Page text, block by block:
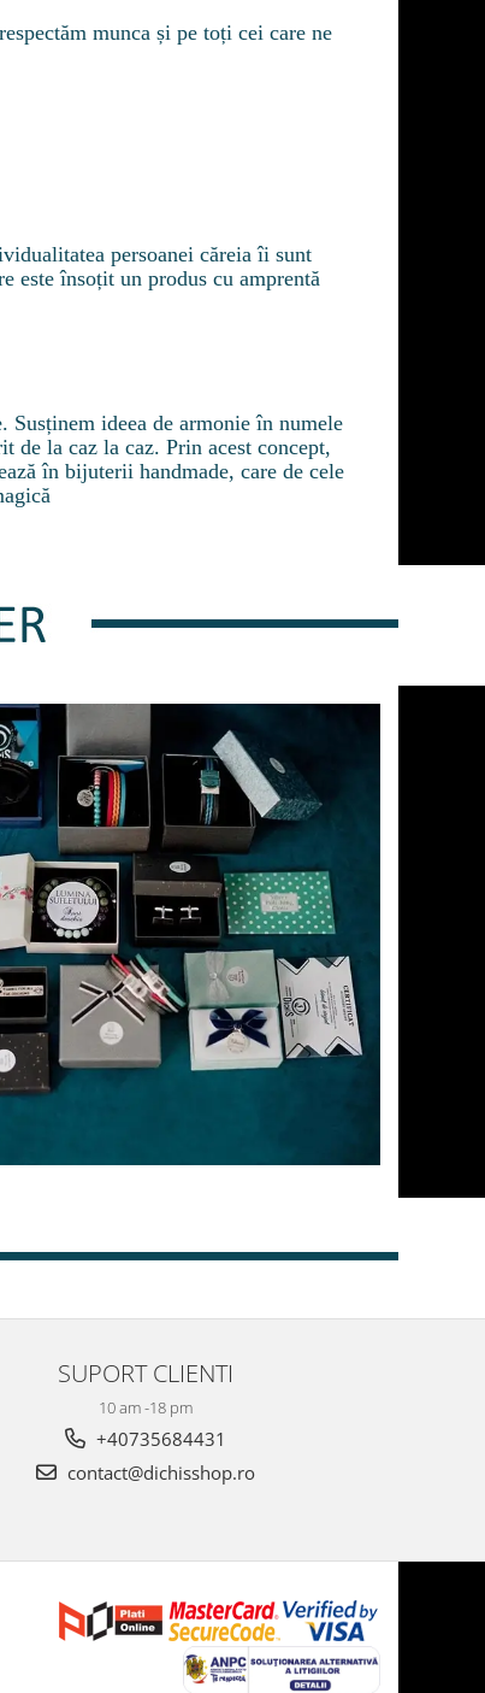
munca și pe toți cei care ne
persoanei căreia îi sunt
este însoțit un produs cu amprentă
Susținem ideea de armonie în numele
la caz la caz. Prin acest concept,
în bijuterii handmade, care de cele
SUPORT CLIENTI
10 am -18 pm
+40735684431
contact@dichisshop.ro